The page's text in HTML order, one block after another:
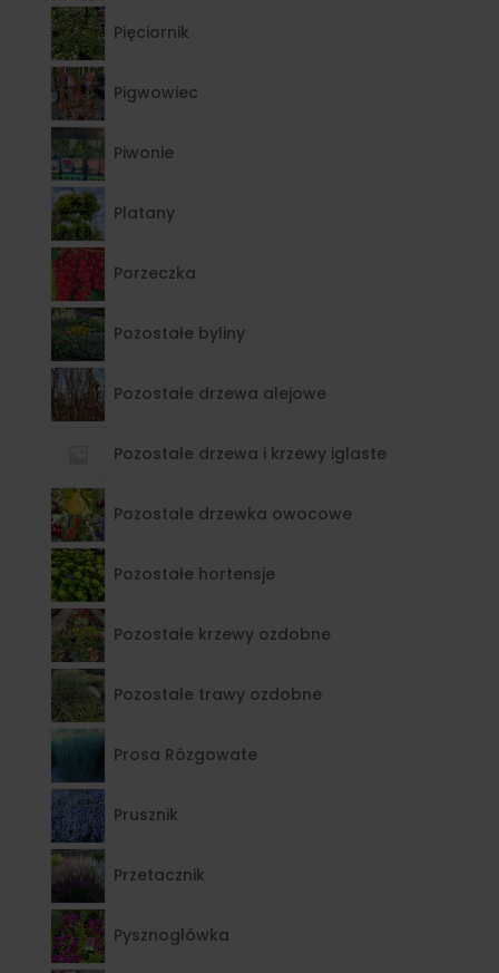
Pięciornik
Pigwowiec
Piwonie
Platany
Porzeczka
Pozostałe byliny
Pozostałe drzewa alejowe
Pozostałe drzewa i krzewy iglaste
Pozostałe drzewka owocowe
Pozostałe hortensje
Pozostałe krzewy ozdobne
Pozostałe trawy ozdobne
Prosa Rózgowate
Prusznik
Przetacznik
Pysznogłówka